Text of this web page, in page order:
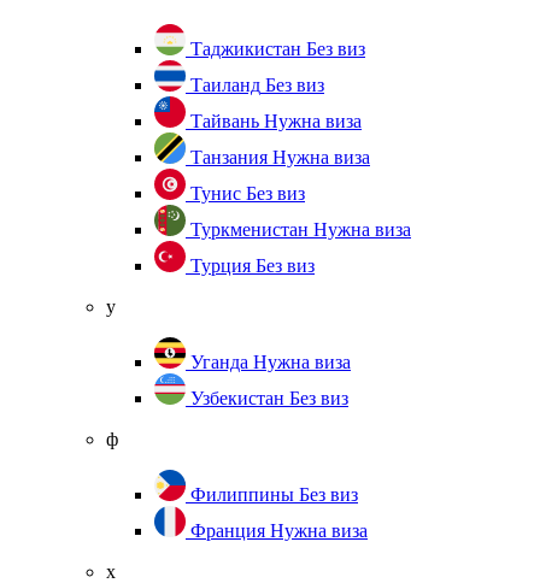
Таджикистан Без виз
Таиланд Без виз
Тайвань Нужна виза
Танзания Нужна виза
Тунис Без виз
Туркменистан Нужна виза
Турция Без виз
у
Уганда Нужна виза
Узбекистан Без виз
ф
Филиппины Без виз
Франция Нужна виза
х